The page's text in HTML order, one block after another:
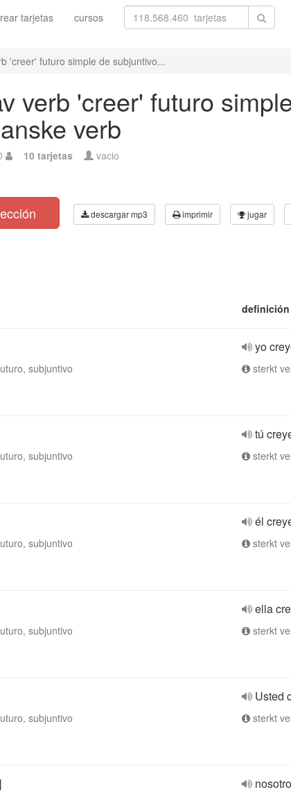
tarjetas cursos
'creer' futuro simple de subjuntivo...
verb 'creer' futuro
verb
10 tarjetas vacio
descargar mp3 imprimir jugar
definición
subjuntivo
yo
sterkt
subjuntivo
tú
sterkt
subjuntivo
él
sterkt
subjuntivo
ella
sterkt
subjuntivo
Usted
sterkt